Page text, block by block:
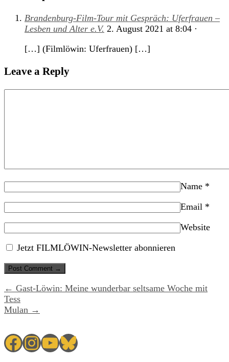
Brandenburg-Film-Tour mit Gespräch: Uferfrauen –
Lesben und Alter e.V. 2. August 2021 at 8:04 ·
[…] (Filmlöwin: Uferfrauen) […]
Leave a Reply
Name *
Email *
Website
Jetzt FILMLÖWIN-Newsletter abonnieren
← Gast-Löwin: Meine wunderbar seltsame Woche mit
Tess
Mulan →
Facebook
Instagram
YouTube
Bluesky